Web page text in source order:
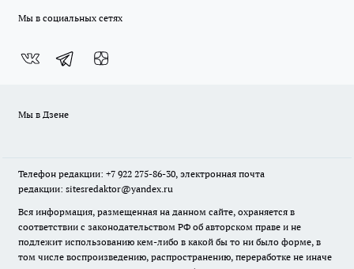
Мы в социальных сетях
Мы в Дзене
Телефон редакции: +7 922 275-86-30, электронная почта
редакции: sitesredaktor@yandex.ru
Вся информация, размещенная на данном сайте, охраняется в
соответствии с законодательством РФ об авторском праве и не
подлежит использованию кем-либо в какой бы то ни было форме, в
том числе воспроизведению, распространению, переработке не иначе